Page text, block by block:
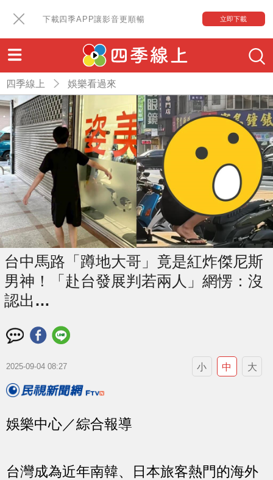
下載四季APP讓影音更順暢 立即下載
四季線上 娛樂看過來
台中馬路「蹲地大哥」竟是紅炸傑尼斯
男神！「赴台發展判若兩人」網愣：沒
認出…
2025-09-04 08:27 小 中 大
娛樂中心／綜合報導
台灣成為近年南韓、日本旅客熱門的海外